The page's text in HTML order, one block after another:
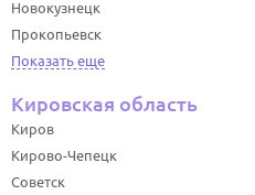
Новокузнецк
Прокопьевск
Показать еще
Кировская область
Киров
Кирово-Чепецк
Советск